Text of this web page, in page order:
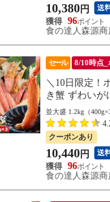
10,380 円 送
96
食の達人森源商
セール 8/10時点_
＼10日限定！
き蟹 ずわいが
並大盛 1.2kg（
クーポンあり
10,440 円 送
96
食の達人森源商